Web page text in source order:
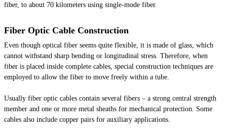
fiber, to about 70 kilometers using single-mode fiber.
Fiber Optic Cable Construction
Even though optical fiber seems quite flexible, it is made of glass, which
cannot withstand sharp bending or longitudinal stress. Therefore, when
fiber is placed inside complete cables, special construction techniques are
employed to allow the fiber to move freely within a tube.
Usually fiber optic cables contain several fibers – a strong central strength
member and one or more metal sheaths for mechanical protection. Some
cables also include copper pairs for auxiliary applications.